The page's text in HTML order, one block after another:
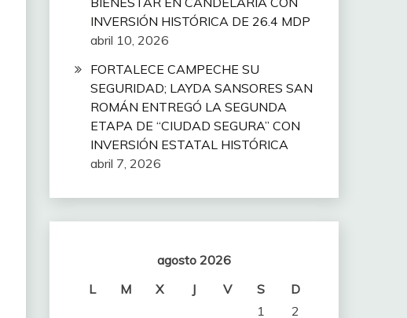
INVERSIÓN HISTÓRICA DE 26.4 MDP
abril 10, 2026
FORTALECE CAMPECHE SU
SEGURIDAD; LAYDA SANSORES SAN
ROMÁN ENTREGÓ LA SEGUNDA
ETAPA DE “CIUDAD SEGURA” CON
INVERSIÓN ESTATAL HISTÓRICA
abril 7, 2026
agosto 2026
L
M X J V S
D
1
2